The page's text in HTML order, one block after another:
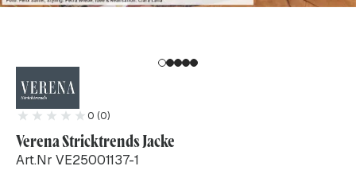
0 (0)
Verena Stricktrends Jacke
Art.Nr VE25001137-1